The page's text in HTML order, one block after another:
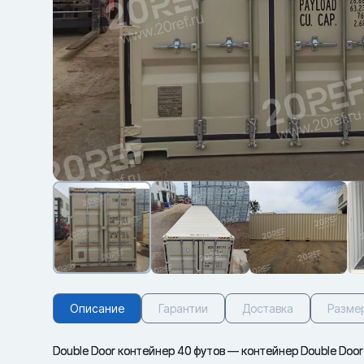
Описание Гарантии Доставка
Double Door контейнер 40 футов — контейнер Double